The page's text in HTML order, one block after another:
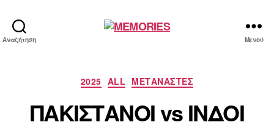
Αναζήτηση Μενού
Κατηγορίες
2025 ALL ΜΕΤΑΝΑΣΤΕΣ
ΠΑΚΙΣΤΑΝΟΙ vs ΙΝΔΟΙ